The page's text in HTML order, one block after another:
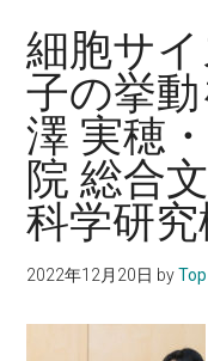
細胞サ
子の挙
澤 実穂
院 総合
科学研
2022年12月20日 by